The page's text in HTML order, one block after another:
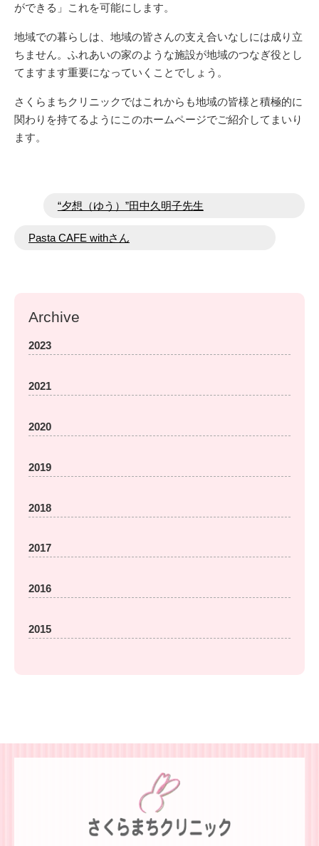
ができる」これを可能にします。
地域での暮らしは、地域の皆さんの支え合いなしには成り立
ちません。ふれあいの家のような施設が地域のつなぎ役とし
てますます重要になっていくことでしょう。
さくらまちクリニックではこれからも地域の皆様と積極的に
関わりを持てるようにこのホームページでご紹介してまいり
ます。
ナ
シ
ン
“夕想（ゆう）”田中久明子先生
Pasta CAFE withさん
Archive
2023
2021
2020
2019
2018
2017
2016
2015